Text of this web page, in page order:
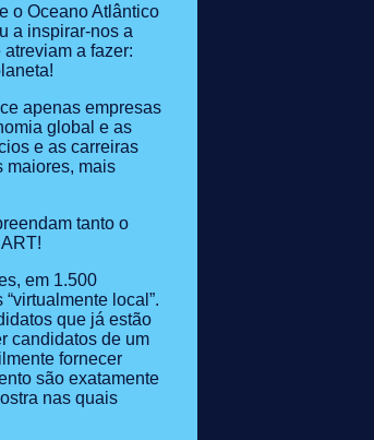
o Oceano Atlântico
a inspirar-nos a
a fazer:
apenas empresas
global e as
e as carreiras
maiores, mais
tanto o
em 1.500
local”.
que já estão
candidatos de um
fornecer
são exatamente
nas quais